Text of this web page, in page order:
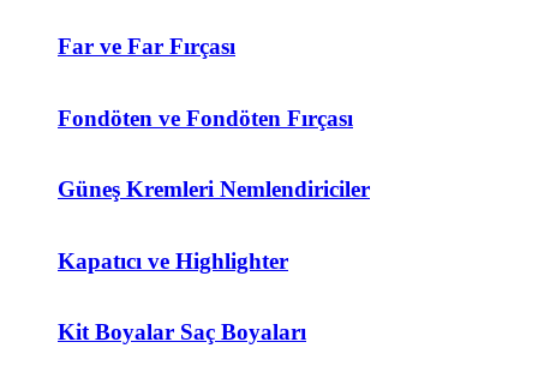
Far ve Far Fırçası
Fondöten ve Fondöten Fırçası
Güneş Kremleri Nemlendiriciler
Kapatıcı ve Highlighter
Kit Boyalar Saç Boyaları